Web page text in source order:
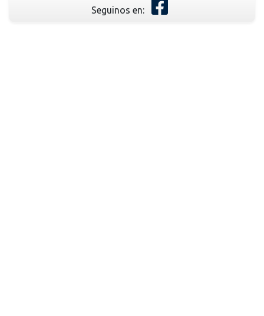
Seguinos en: